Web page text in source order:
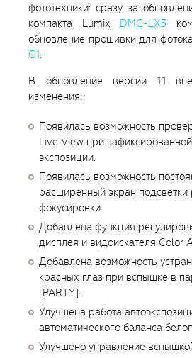
фототехники: сразу за
компакта Lumix DMC-LX3
обновление прошивки для
G1.
В обновление версии 1.1
изменения:
Появилась возможность
Live View при
экспозиции.
Появилась возможность
расширенный экран подсветки
фокусировки.
Добавлена функция
дисплея и видоискателя Color
Добавлена возможность
красных глаз при вспышке в
[PARTY].
Улучшена работа
автоматического баланса
Улучшено управление